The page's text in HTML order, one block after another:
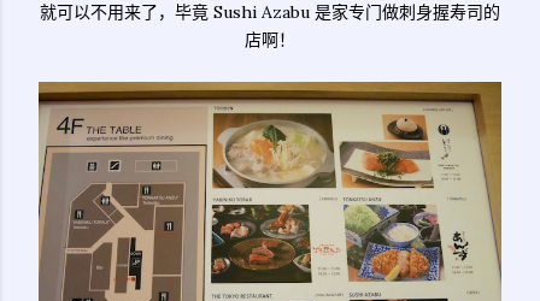
就可以不用来了，毕竟 Sushi Azabu 是家专门做刺身握寿司的
店啊！